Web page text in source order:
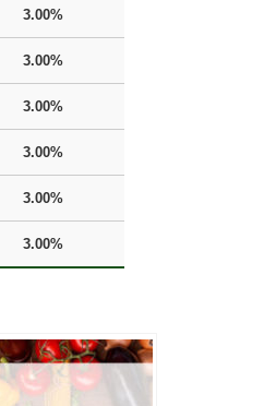
3.00%
3.00%
3.00%
3.00%
3.00%
3.00%